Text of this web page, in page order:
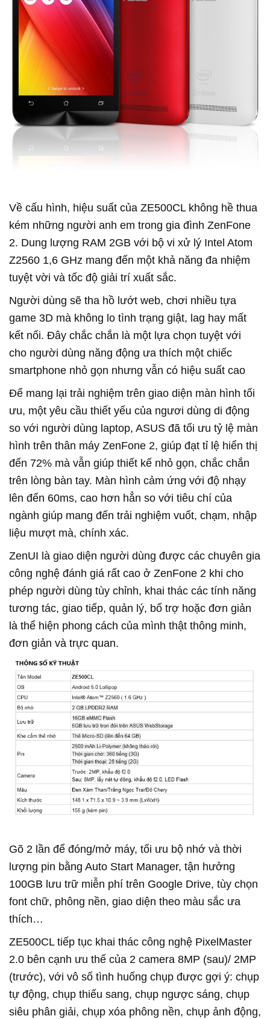
Về cấu hình, hiệu suất của ZE500CL không hề thua
kém những người anh em trong gia đình ZenFone
2. Dung lượng RAM 2GB với bộ vi xử lý Intel Atom
Z2560 1,6 GHz mang đến một khả năng đa nhiệm
tuyệt vời và tốc độ giải trí xuất sắc.
Người dùng sẽ tha hồ lướt web, chơi nhiều tựa
game 3D mà không lo tình trạng giật, lag hay mất
kết nối. Đây chắc chắn là một lựa chọn tuyệt với
cho người dùng năng động ưa thích một chiếc
smartphone nhỏ gọn nhưng vẫn có hiệu suất cao
Để mang lại trải nghiệm trên giao diện màn hình tối
ưu, một yêu cầu thiết yếu của ngươi dùng di động
so với người dùng laptop, ASUS đã tối ưu tỷ lệ màn
hình trên thân máy ZenFone 2, giúp đạt tỉ lệ hiển thị
đến 72% mà vẫn giúp thiết kế nhỏ gọn, chắc chắn
trên lòng bàn tay. Màn hình cảm ứng với độ nhạy
lên đến 60ms, cao hơn hẳn so với tiêu chí của
ngành giúp mang đến trải nghiệm vuốt, chạm, nhập
liệu mượt mà, chính xác.
ZenUI là giao diện người dùng được các chuyên gia
công nghệ đánh giá rất cao ở ZenFone 2 khi cho
phép người dùng tùy chỉnh, khai thác các tính năng
tương tác, giao tiếp, quản lý, bổ trợ hoặc đơn giản
là thể hiện phong cách của mình thật thông minh,
đơn giản và trực quan.
Gõ 2 lần để đóng/mở máy, tối ưu bộ nhớ và thời
lượng pin bằng Auto Start Manager, tận hưởng
100GB lưu trữ miễn phí trên Google Drive, tùy chọn
font chữ, phông nền, giao diện theo màu sắc ưa
thích…
ZE500CL tiếp tục khai thác công nghệ PixelMaster
2.0 bên cạnh ưu thế của 2 camera 8MP (sau)/ 2MP
(trước), với vô số tình huống chụp được gợi ý: chụp
tự động, chụp thiếu sang, chụp ngược sáng, chụp
siêu phân giải, chụp xóa phông nền, chụp ảnh động,